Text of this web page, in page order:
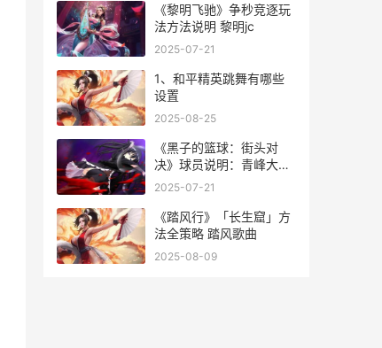
《黎明飞驰》争秒竞逐玩
法方法说明 黎明jc
2025-07-21
1、和平精英跳舞有哪些
设置
2025-08-25
《黑子的篮球：街头对
决》球员说明：青峰大辉
黑子的篮球第二季
2025-07-21
《踏风行》「长生窟」方
法全策略 踏风歌曲
2025-08-09